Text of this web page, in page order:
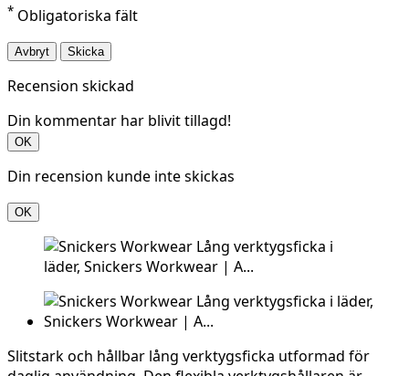
* Obligatoriska fält
Avbryt Skicka
Recension skickad
Din kommentar har blivit tillagd!
OK
Din recension kunde inte skickas
OK
Slitstark och hållbar lång verktygsficka utformad för